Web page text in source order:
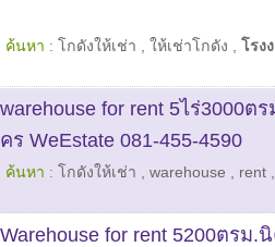
ค้นหา : โกดังให้เช่า ให้เช่าโกดัง
โรง
for rent 5ไร่3000ต
WeEstate 081-455-4590
ค้นหา : โกดังให้เช่า warehouse rent
for rent 5200ตรม.